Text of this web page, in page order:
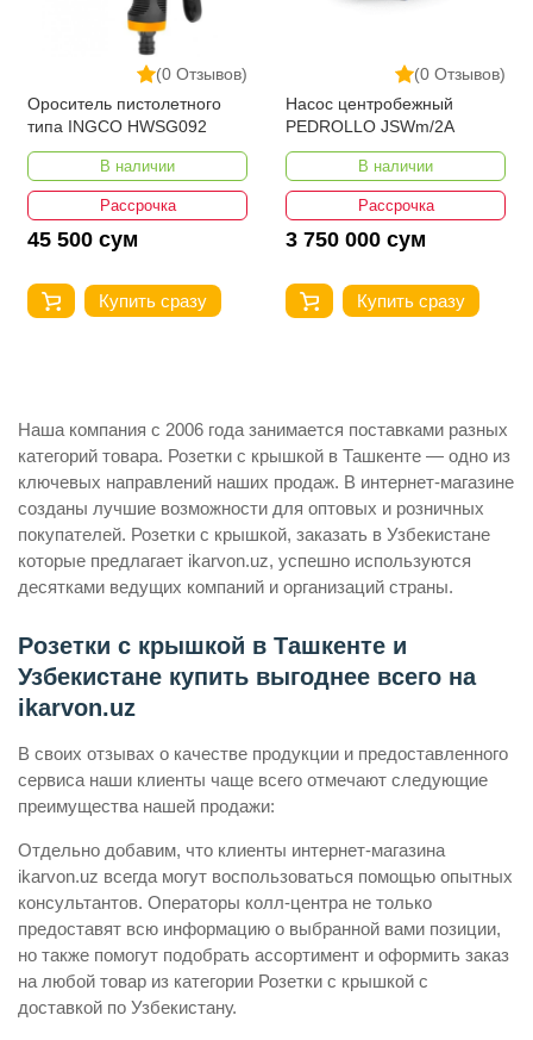
(0 Отзывов)
Ороситель пистолетного
типа INGCO HWSG092
В наличии
Рассрочка
45 500 сум
Купить сразу
(0 Отзывов)
Насос центробежный
PEDROLLO JSWm/2A
В наличии
Рассрочка
3 750 000 сум
Купить сразу
Наша компания с 2006 года занимается поставками разных
категорий товара. Розетки с крышкой в Ташкенте — одно из
ключевых направлений наших продаж. В интернет-магазине
созданы лучшие возможности для оптовых и розничных
покупателей. Розетки с крышкой, заказать в Узбекистане
которые предлагает ikarvon.uz, успешно используются
десятками ведущих компаний и организаций страны.
Розетки с крышкой в Ташкенте и
Узбекистане купить выгоднее всего на
ikarvon.uz
В своих отзывах о качестве продукции и предоставленного
сервиса наши клиенты чаще всего отмечают следующие
преимущества нашей продажи:
Отдельно добавим, что клиенты интернет-магазина
ikarvon.uz всегда могут воспользоваться помощью опытных
консультантов. Операторы колл-центра не только
предоставят всю информацию о выбранной вами позиции,
но также помогут подобрать ассортимент и оформить заказ
на любой товар из категории Розетки с крышкой с
доставкой по Узбекистану.